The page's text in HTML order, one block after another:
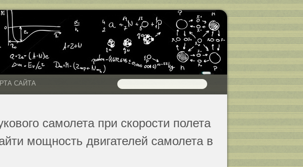
САЙТА
самолета при скорости полета
мощность двигателей самолета в